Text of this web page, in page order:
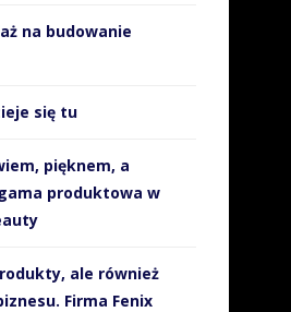
na budowanie
się tu
pięknem, a
produktowa w
ale również
Firma Fenix